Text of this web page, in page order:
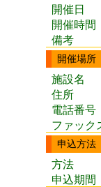
開催日
開催時間
備考
開催場所
施設名
住所
電話番号
ファック
申込方法
方法
申込期間